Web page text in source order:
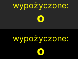
wypożyczone:
0
wypożyczone:
0